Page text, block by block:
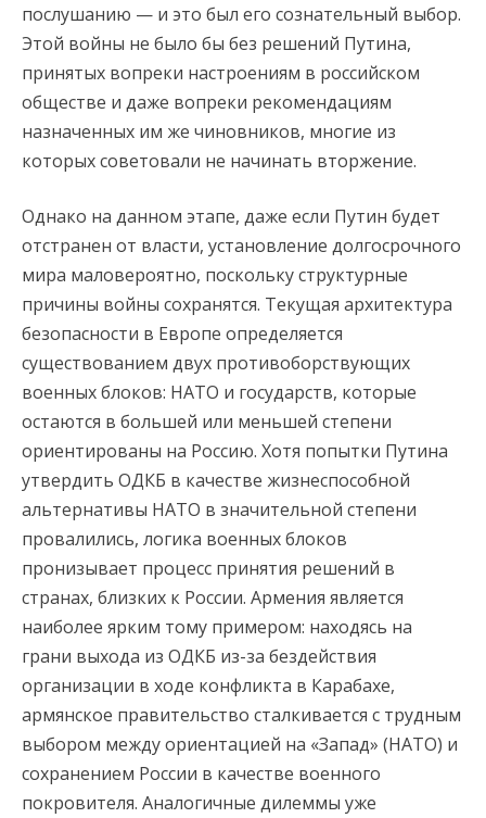
послушанию — и это был его сознательный выбор.
Этой войны не было бы без решений Путина,
принятых вопреки настроениям в российском
обществе и даже вопреки рекомендациям
назначенных им же чиновников, многие из
которых советовали не начинать вторжение.
Однако на данном этапе, даже если Путин будет
отстранен от власти, установление долгосрочного
мира маловероятно, поскольку структурные
причины войны сохранятся. Текущая архитектура
безопасности в Европе определяется
существованием двух противоборствующих
военных блоков: НАТО и государств, которые
остаются в большей или меньшей степени
ориентированы на Россию. Хотя попытки Путина
утвердить ОДКБ в качестве жизнеспособной
альтернативы НАТО в значительной степени
провалились, логика военных блоков
пронизывает процесс принятия решений в
странах, близких к России. Армения является
наиболее ярким тому примером: находясь на
грани выхода из ОДКБ из-за бездействия
организации в ходе конфликта в Карабахе,
армянское правительство сталкивается с трудным
выбором между ориентацией на «Запад» (НАТО) и
сохранением России в качестве военного
покровителя. Аналогичные дилеммы уже